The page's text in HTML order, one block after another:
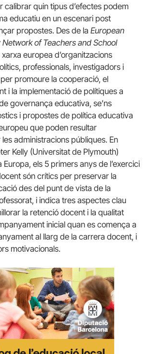
calibrar quin tipus d’efectes podem
educatiu en un escenari post
propostes. Des de la European
Network of Teachers and School
xarxa europea d’organitzacions
professionals, investigadors i
promoure la cooperació, el
i la implementació de polítiques a
governança educativa, se’ns
i propostes de política educativa
que poden resultar
administracions públiques. En
Kelly (Universitat de Plymouth)
Europa, els 5 primers anys de l’exercici
són crítics per preservar la
des del punt de vista de la
i indica tres aspectes clau
la retenció docent i la qualitat
inicial quan es comença a
al llarg de la carrera docent, i
motivacionals.